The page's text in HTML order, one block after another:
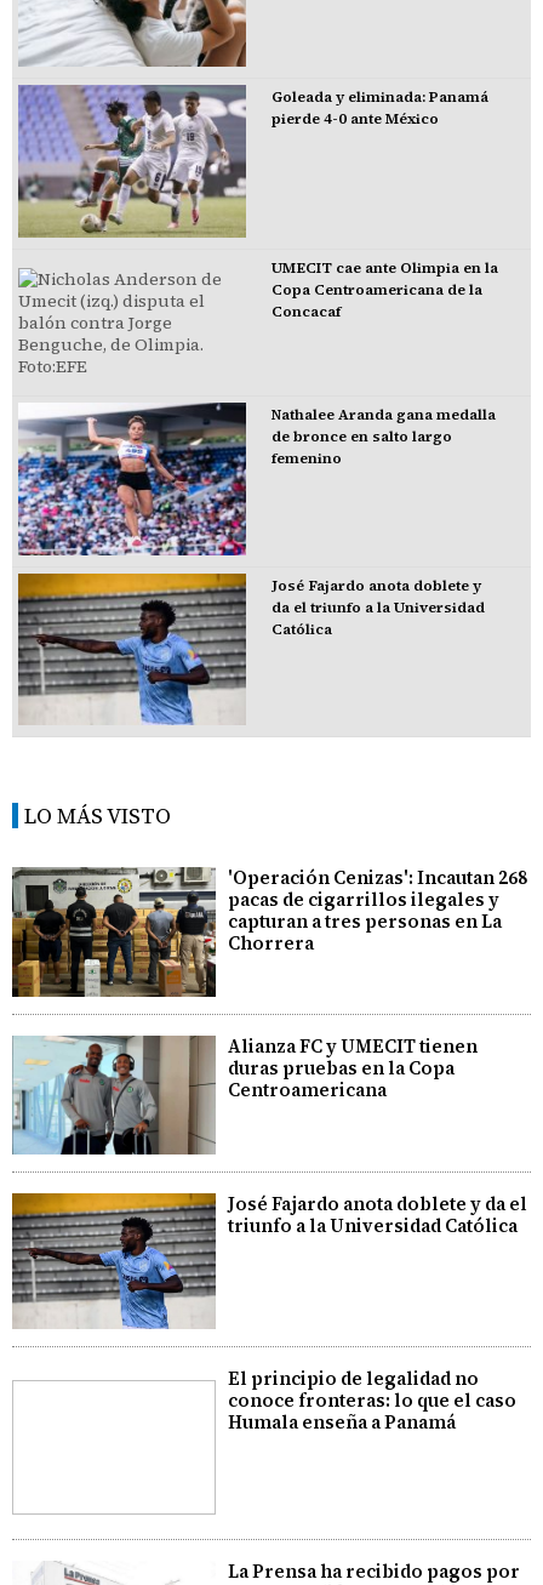
Goleada y eliminada: Panamá
pierde 4-0 ante México
UMECIT cae ante Olimpia en la
Copa Centroamericana de la
Concacaf
Nathalee Aranda gana medalla
de bronce en salto largo
femenino
José Fajardo anota doblete y
da el triunfo a la Universidad
Católica
LO MÁS VISTO
'Operación Cenizas': Incautan 268
pacas de cigarrillos ilegales y
capturan a tres personas en La
Chorrera
Alianza FC y UMECIT tienen
duras pruebas en la Copa
Centroamericana
José Fajardo anota doblete y da el
triunfo a la Universidad Católica
El principio de legalidad no
conoce fronteras: lo que el caso
Humala enseña a Panamá
La Prensa ha recibido pagos por